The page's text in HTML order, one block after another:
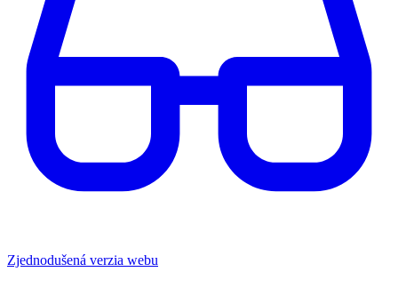
Zjednodušená verzia webu